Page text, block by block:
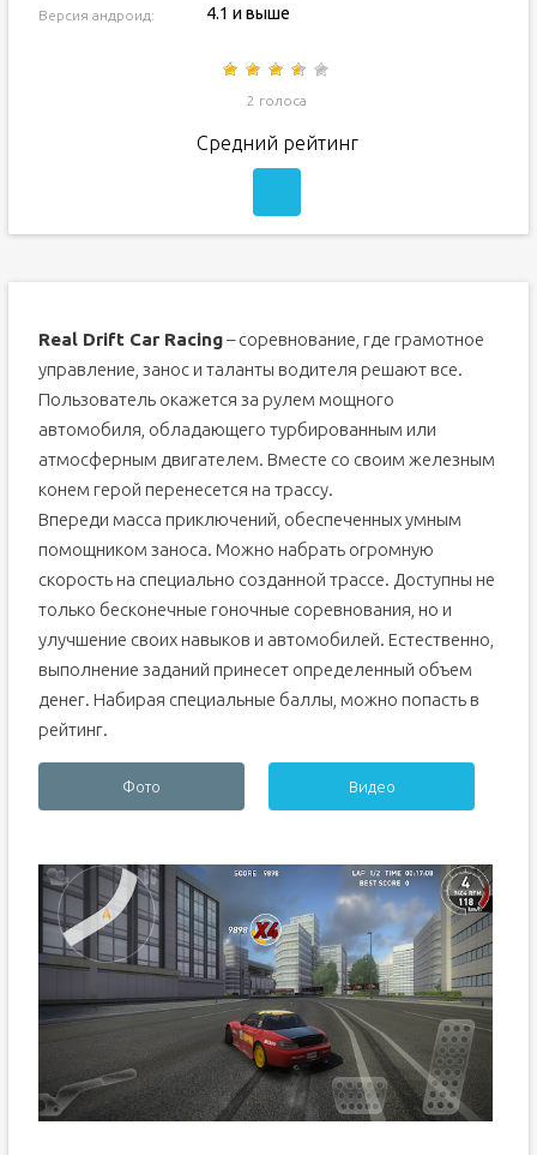
Версия андроид: 4.1 и выше
2 голоса
Средний рейтинг
Real Drift Car Racing– соревнование, где грамотное
управление, занос и таланты водителя решают все.
Пользователь окажется за рулем мощного
автомобиля, обладающего турбированным или
атмосферным двигателем. Вместе со своим железным
конем герой перенесется на трассу.
Впереди масса приключений, обеспеченных умным
помощником заноса. Можно набрать огромную
скорость на специально созданной трассе. Доступны не
только бесконечные гоночные соревнования, но и
улучшение своих навыков и автомобилей. Естественно,
выполнение заданий принесет определенный объем
денег. Набирая специальные баллы, можно попасть в
рейтинг.
Фото Видео